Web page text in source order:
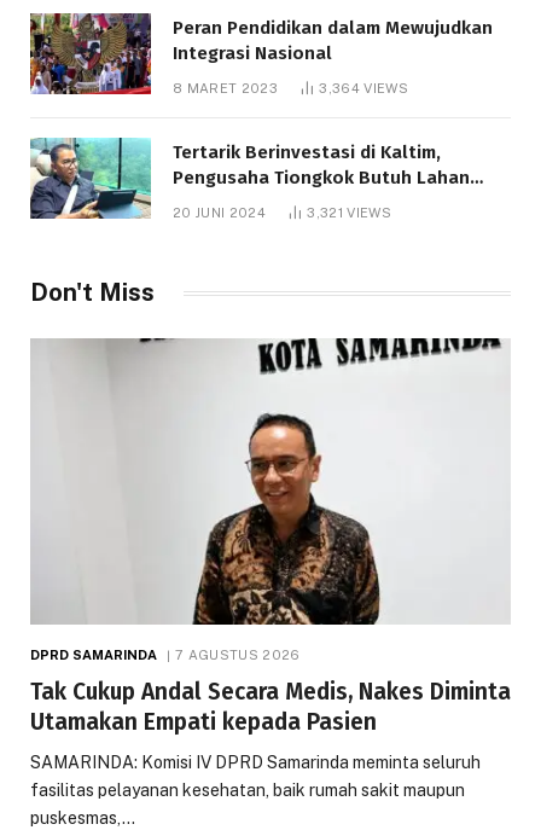
Peran Pendidikan dalam Mewujudkan
Integrasi Nasional
8 MARET 2023 3,364VIEWS
Tertarik Berinvestasi di Kaltim,
Pengusaha Tiongkok Butuh Lahan
1.000 Hektare
20 JUNI 2024 3,321VIEWS
Don't Miss
DPRD SAMARINDA 7 AGUSTUS 2026
Tak Cukup Andal Secara Medis, Nakes Diminta
Utamakan Empati kepada Pasien
SAMARINDA: Komisi IV DPRD Samarinda meminta seluruh
fasilitas pelayanan kesehatan, baik rumah sakit maupun
puskesmas,…